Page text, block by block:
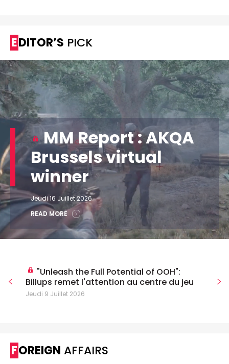
EDITOR’S PICK
MM Report : AKQA
Brussels virtual
winner
Jeudi 16 Juillet 2026
READ MORE
"Unleash the Full Potential of OOH":
Billups remet l'attention au centre du jeu
Jeudi 9 Juillet 2026
FOREIGN AFFAIRS